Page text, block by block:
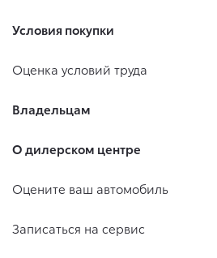
Условия покупки
Оценка условий труда
Владельцам
О дилерском центре
Оцените ваш автомобиль
Записаться на сервис